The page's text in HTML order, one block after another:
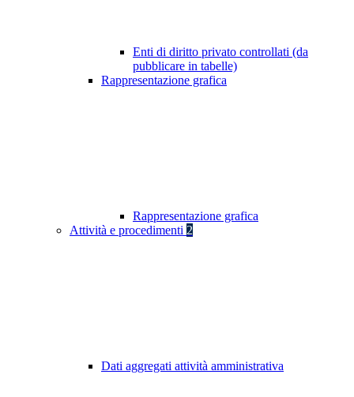
Enti di diritto privato controllati (da
pubblicare in tabelle)
Rappresentazione grafica
Rappresentazione grafica
Attività e procedimenti 2
Dati aggregati attività amministrativa